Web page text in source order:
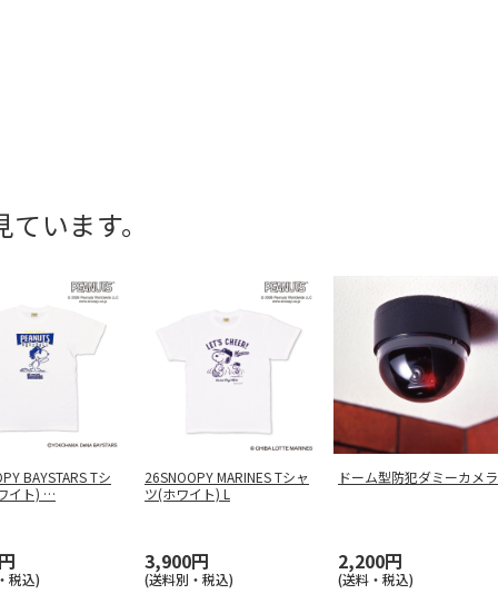
います。
BAYSTARS Tシ
イト) …
税込)
26SNOOPY MARINES Tシャ
ツ(ホワイト) L
3,900円
(送料別・税込)
ドーム型防犯ダミーカメラ
2,200円
(送料・税込)